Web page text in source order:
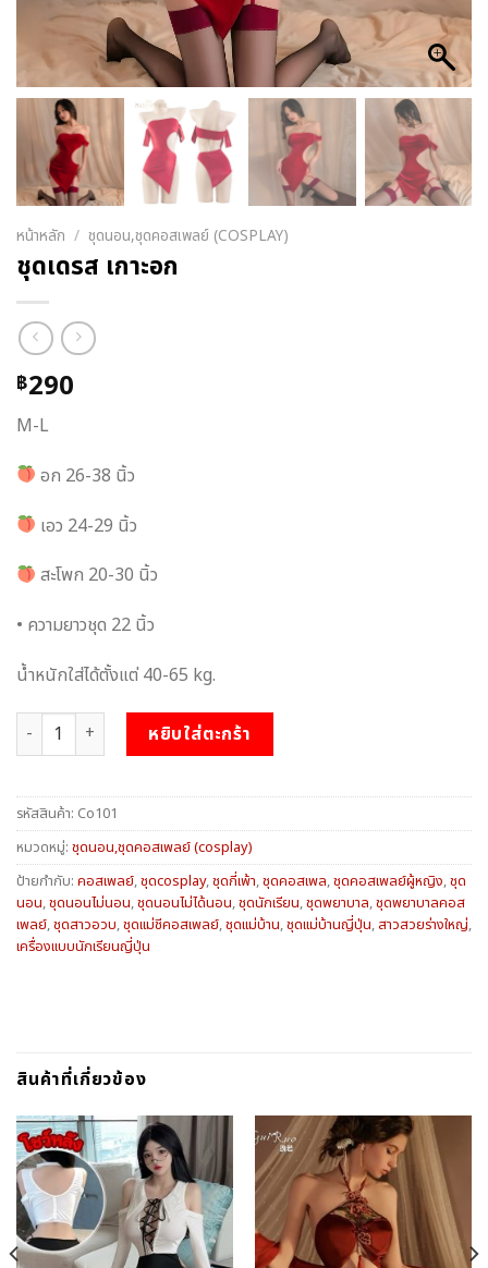
หน้าหลัก / ชุดนอน,ชุดคอสเพลย์ (COSPLAY)
ชุดเดรส เกาะอก
฿290
M-L
อก 26-38 นิ้ว
เอว 24-29 นิ้ว
สะโพก 20-30 นิ้ว
• ความยาวชุด 22 นิ้ว
น้ำหนักใส่ได้ตั้งแต่ 40-65 kg.
จำนวน ชุดเดรส เกาะอก ชิ้นหยิบใส่ตะกร้า
รหัสสินค้า: Co101
หมวดหมู่: ชุดนอน,ชุดคอสเพลย์ (cosplay)
ป้ายกำกับ: คอสเพลย์,ชุดcosplay,ชุดกี่เพ้า,ชุดคอสเพล,ชุดคอสเพลย์ผู้หญิง,ชุด
นอน,ชุดนอนไม่นอน,ชุดนอนไม่ได้นอน,ชุดนักเรียน,ชุดพยาบาล,ชุดพยาบาลคอส
เพลย์,ชุดสาวอวบ,ชุดแม่ชีคอสเพลย์,ชุดแม่บ้าน,ชุดแม่บ้านญี่ปุ่น, สาวสวยร่างใหญ่,
เครื่องแบบนักเรียนญี่ปุ่น
สินค้าที่เกี่ยวข้อง